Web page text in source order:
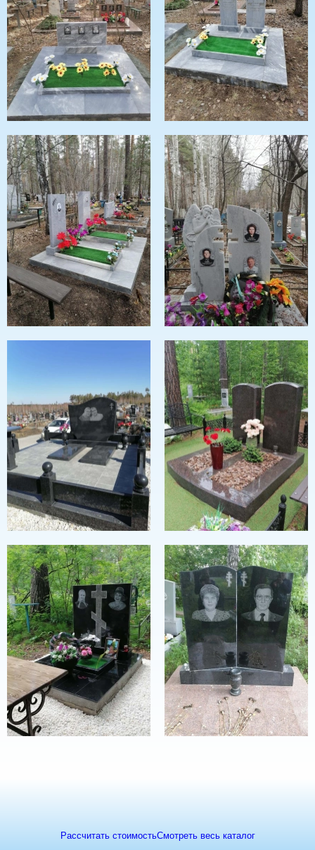
Рассчитать стоимостьСмотреть весь каталог